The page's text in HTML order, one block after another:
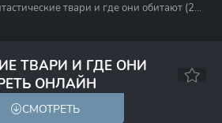
твари и где они обитают (2016)
ТВАРИ И ГДЕ ОНИ
ОНЛАЙН
7.2
СМОТРЕТЬ